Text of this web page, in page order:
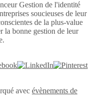
Gestion de l'identité
soucieuses de leur
de la plus-value
la bonne gestion de leur
avec évènements de